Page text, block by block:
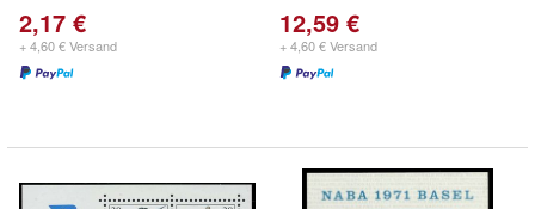
2,17 €
+ 4,60 € Versand
12,59 €
+ 4,60 € Versand